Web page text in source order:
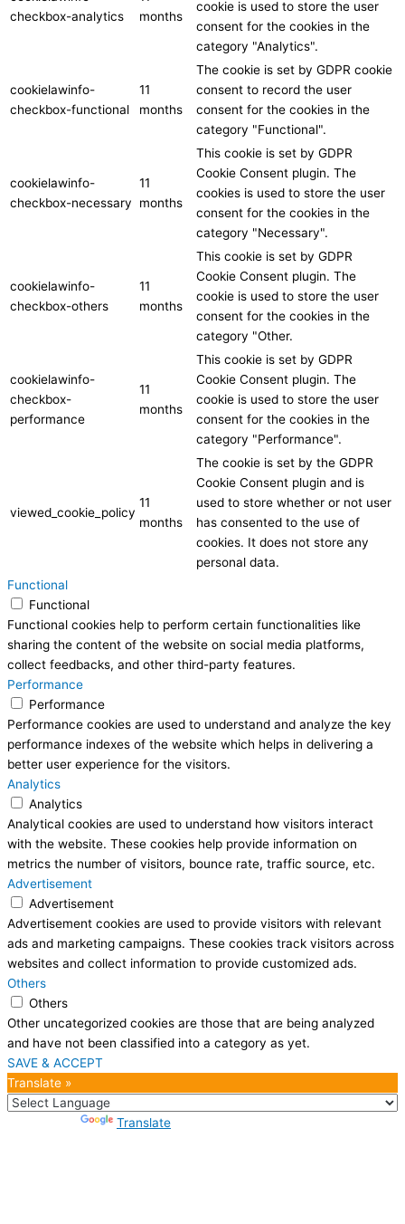
checkbox-analytics
months
cookie is used to store the user
consent for the cookies in the
category "Analytics".
cookielawinfo-
checkbox-functional
11
months
The cookie is set by GDPR cookie
consent to record the user
consent for the cookies in the
category "Functional".
cookielawinfo-
checkbox-necessary
11
months
This cookie is set by GDPR
Cookie Consent plugin. The
cookies is used to store the user
consent for the cookies in the
category "Necessary".
cookielawinfo-
checkbox-others
11
months
This cookie is set by GDPR
Cookie Consent plugin. The
cookie is used to store the user
consent for the cookies in the
category "Other.
cookielawinfo-
checkbox-
performance
11
months
This cookie is set by GDPR
Cookie Consent plugin. The
cookie is used to store the user
consent for the cookies in the
category "Performance".
viewed_cookie_policy
11
months
The cookie is set by the GDPR
Cookie Consent plugin and is
used to store whether or not user
has consented to the use of
cookies. It does not store any
personal data.
Functional
Functional
Functional cookies help to perform certain functionalities like
sharing the content of the website on social media platforms,
collect feedbacks, and other third-party features.
Performance
Performance
Performance cookies are used to understand and analyze the key
performance indexes of the website which helps in delivering a
better user experience for the visitors.
Analytics
Analytics
Analytical cookies are used to understand how visitors interact
with the website. These cookies help provide information on
metrics the number of visitors, bounce rate, traffic source, etc.
Advertisement
Advertisement
Advertisement cookies are used to provide visitors with relevant
ads and marketing campaigns. These cookies track visitors across
websites and collect information to provide customized ads.
Others
Others
Other uncategorized cookies are those that are being analyzed
and have not been classified into a category as yet.
SAVE & ACCEPT
Translate »
Translate